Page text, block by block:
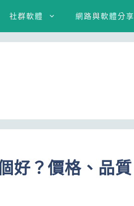
社群軟體 網路與軟體分享
好？價格、品質